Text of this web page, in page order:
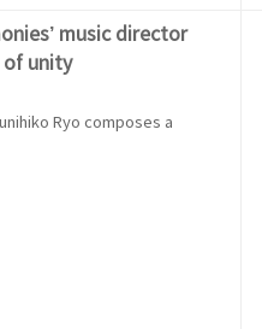
music director
of unity
Ryo composes a